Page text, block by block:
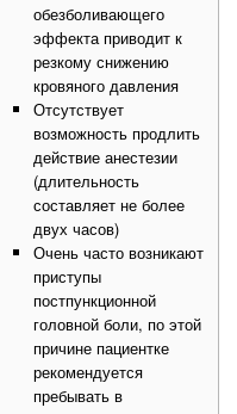
обезболивающего
эффекта приводит к
резкому снижению
кровяного давления
Отсутствует
возможность продлить
действие анестезии
(длительность
составляет не более
двух часов)
Очень часто возникают
приступы
постпункционной
головной боли, по этой
причине пациентке
рекомендуется
пребывать в